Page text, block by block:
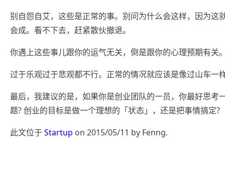
别自怨自艾，这些是正常的事。别问为什么会这样，因为
会成。看不下去，赶紧散伙撤退。
你遇上这些事儿跟你的运气无关，倒是跟你的心理预期有关
过于乐观过于悲观都不行。正常的情况就应该是像过山车一
最后，我建议的是，如果你是创业团队的一员，你最好思
题? 创业的目标是做一个理想的「状态」，还是把事情搞定?
此文位于Startup on 2015/05/11 by Fenng.